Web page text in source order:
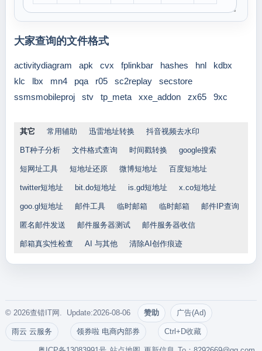
大家查询的文件格式
activitydiagram apk cvx fplinkbar hashes hnl
kdbx
klc
lbx mn4 pqa r05 sc2replay
secstore
ssmsmobileproj
stv tp_meta xxe_addon zx65 9xc
其它 常用辅助 迅雷地址转换 抖音视频去水印
BT种子分析 文件格式查询 时间戳转换 google搜索
短网址工具 短地址还原 微博短地址 百度短地址
twitter短地址 bit.do短地址 is.gd短地址 x.co短地址
goo.gl短地址 邮件工具 临时邮箱 临时邮箱 邮件IP查询
匿名邮件发送 邮件服务器测试 邮件服务器收信
邮箱真实性检查 AI 与其他 清除AI创作痕迹
© 2026查错IT网. Update:2026-08-06 赞助 广告(Ad)
雨云 云服务 领券啦 电商内部券 Ctrl+D收藏